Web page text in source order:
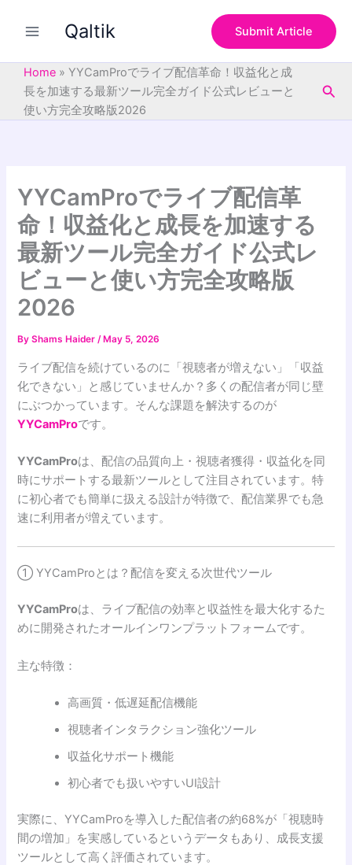
Qaltik Submit Article
Home » YYCamProでライブ配信革命！収益化と成
長を加速する最新ツール完全ガイド公式レビューと
使い方完全攻略版2026
YYCamProでライブ配信革
命！収益化と成長を加速する
最新ツール完全ガイド公式レ
ビューと使い方完全攻略版
2026
ByShams Haider/ May 5, 2026
ライブ配信を続けているのに「視聴者が増えない」「収益
化できない」と感じていませんか？多くの配信者が同じ壁
にぶつかっています。そんな課題を解決するのが
YYCamProです。
YYCamProは、配信の品質向上・視聴者獲得・収益化を同
時にサポートする最新ツールとして注目されています。特
に初心者でも簡単に扱える設計が特徴で、配信業界でも急
速に利用者が増えています。
① YYCamProとは？配信を変える次世代ツール
YYCamProは、ライブ配信の効率と収益性を最大化するた
めに開発されたオールインワンプラットフォームです。
主な特徴：
高画質・低遅延配信機能
視聴者インタラクション強化ツール
収益化サポート機能
初心者でも扱いやすいUI設計
実際に、YYCamProを導入した配信者の約68%が「視聴時
間の増加」を実感しているというデータもあり、成長支援
ツールとして高く評価されています。